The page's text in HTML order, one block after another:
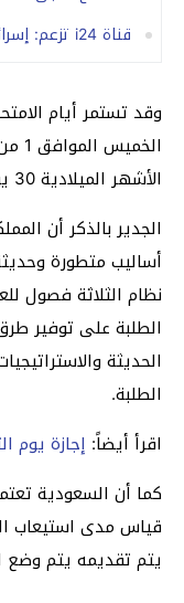
قناة i24 تزعم: إسرائيل تتمركز داخل الخط الأصفر الأصلي
الأشهر الميلادية 30 يونيو من العام 2023م.
الجدير بالذكر أن
أساليب متطورة
نظام الثلاثة فصول
الطلبة على توفير
الحديثة
الطلبة.
اقرأ أيضاً: إجازة يوم التأسيس ١٤٤٤
كما أن السعودية
قياس مدى استيعاب
يتم تقديمه يتم وضع